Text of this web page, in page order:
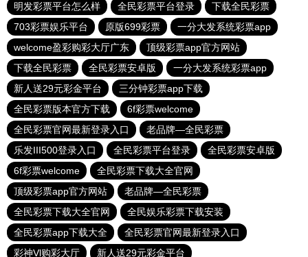
明发彩票平台怎么样
全民彩票平台登录
下载全民彩票
703彩票娱乐平台
原版699彩票
一分大发系统彩票app
welcome盈彩购彩大厅广东
顶级彩票app官方网站
下载全民彩票
全民彩票安卓版
一分大发系统彩票app
新人送29元彩金平台
三分钟彩票app下载
全民彩票版本官方下载
6f彩票welcome
全民彩票官网最新登录入口
老品牌—全民彩票
乐发III500登录入口
全民彩票平台登录
全民彩票安卓版
6f彩票welcome
全民彩票下载大全官网
顶级彩票app官方网站
老品牌—全民彩票
全民彩票下载大全官网
全民娱乐彩票下载安装
全民彩票app下载大全
全民彩票官网最新登录入口
彩神Vl购彩大厅
新人送29元彩金平台